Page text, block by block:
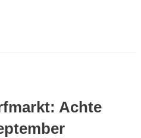
Achte